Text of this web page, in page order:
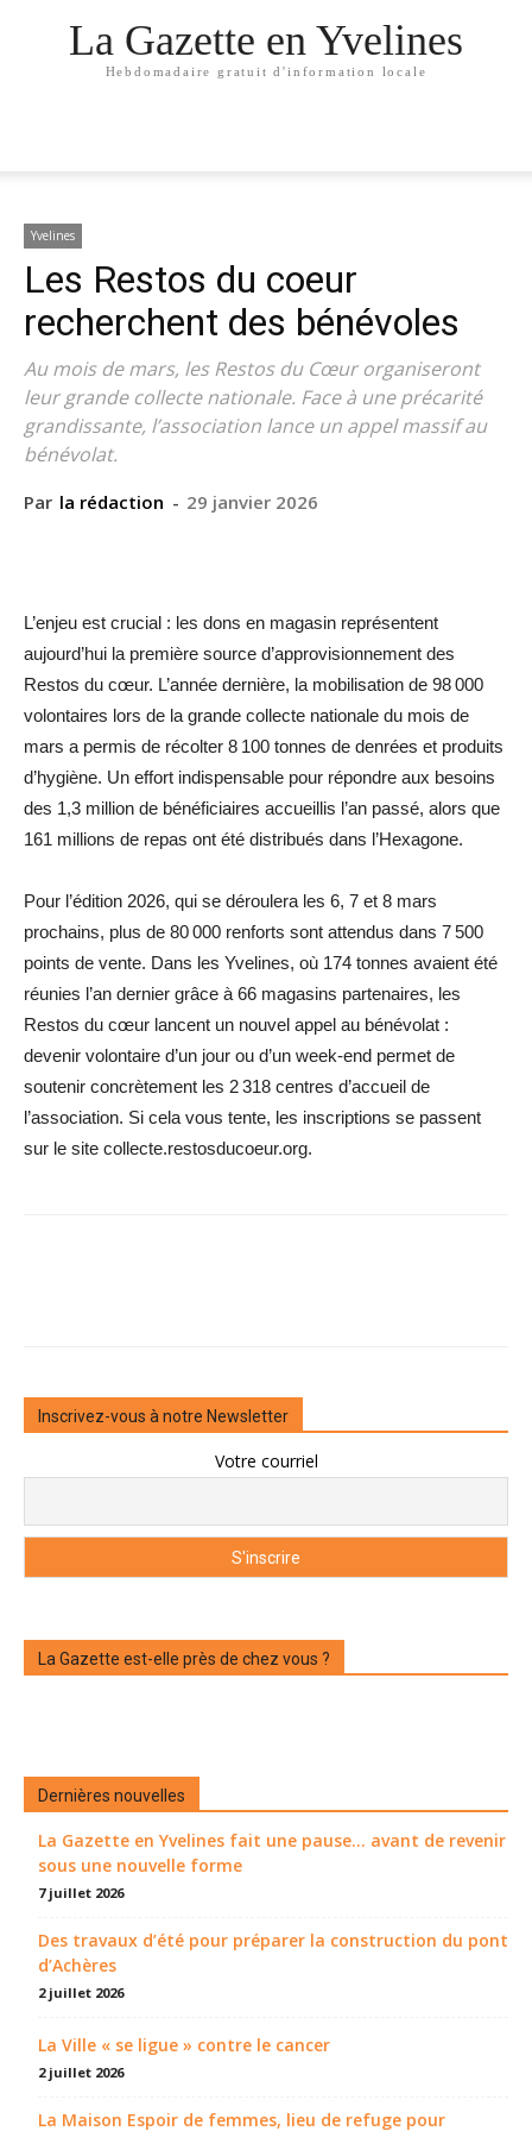
La Gazette en Yvelines
Hebdomadaire gratuit d'information locale
Yvelines
Les Restos du coeur
recherchent des bénévoles
Au mois de mars, les Restos du Cœur organiseront
leur grande collecte nationale. Face à une précarité
grandissante, l’association lance un appel massif au
bénévolat.
Par la rédaction - 29 janvier 2026
L’enjeu est crucial : les dons en magasin représentent
aujourd’hui la première source d’approvisionnement des
Restos du cœur. L’année dernière, la mobilisation de 98 000
volontaires lors de la grande collecte nationale du mois de
mars a permis de récolter 8 100 tonnes de denrées et produits
d’hygiène. Un effort indispensable pour répondre aux besoins
des 1,3 million de bénéficiaires accueillis l’an passé, alors que
161 millions de repas ont été distribués dans l’Hexagone.
Pour l’édition 2026, qui se déroulera les 6, 7 et 8 mars
prochains, plus de 80 000 renforts sont attendus dans 7 500
points de vente. Dans les Yvelines, où 174 tonnes avaient été
réunies l’an dernier grâce à 66 magasins partenaires, les
Restos du cœur lancent un nouvel appel au bénévolat :
devenir volontaire d’un jour ou d’un week-end permet de
soutenir concrètement les 2 318 centres d’accueil de
l’association. Si cela vous tente, les inscriptions se passent
sur le site collecte.restosducoeur.org.
Inscrivez-vous à notre Newsletter
Votre courriel
La Gazette est-elle près de chez vous ?
Dernières nouvelles
La Gazette en Yvelines fait une pause... avant de revenir
sous une nouvelle forme
7 juillet 2026
Des travaux d’été pour préparer la construction du pont
d’Achères
2 juillet 2026
La Ville « se ligue » contre le cancer
2 juillet 2026
La Maison Espoir de femmes, lieu de refuge pour